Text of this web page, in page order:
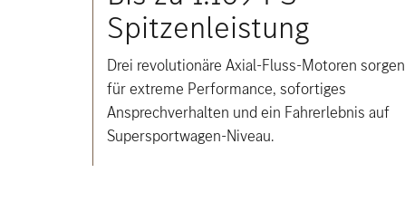
Spitzenleistung
Drei revolutionäre Axial-Fluss-Motoren sorgen
für extreme Performance, sofortiges
Ansprechverhalten und ein Fahrerlebnis auf
Supersportwagen-Niveau.